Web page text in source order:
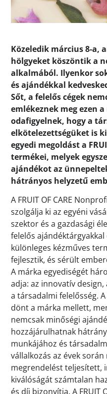
Közeledik március 8-a,
hölgyeket köszöntik a
alkalmából. Ilyenkor
és ajándékkal
Sőt, a felelős cégek
emlékeznek meg ezen
odafigyelnek, hogy a
elkötelezettségüket is
egyedi megoldást a
termékei, melyek
ajándékot az
hátrányos helyzetű
A FRUIT OF CARE
szolgálja ki az egyéni
szektor és a gazdasági
felelős ajándéktárgyakkal
különleges kézműves
fejlesztik, és sérült
A márka egyediségét
adja: az innovatív
a társadalmi felelősség.
dönt a márka mellett,
nemcsak minőségi
hozzájárulhatnak
munkájához és
vállalkozás az évek
megrendelést teljesített,
kiválóságát számtalan
és díj bizonyítja. A FRUIT